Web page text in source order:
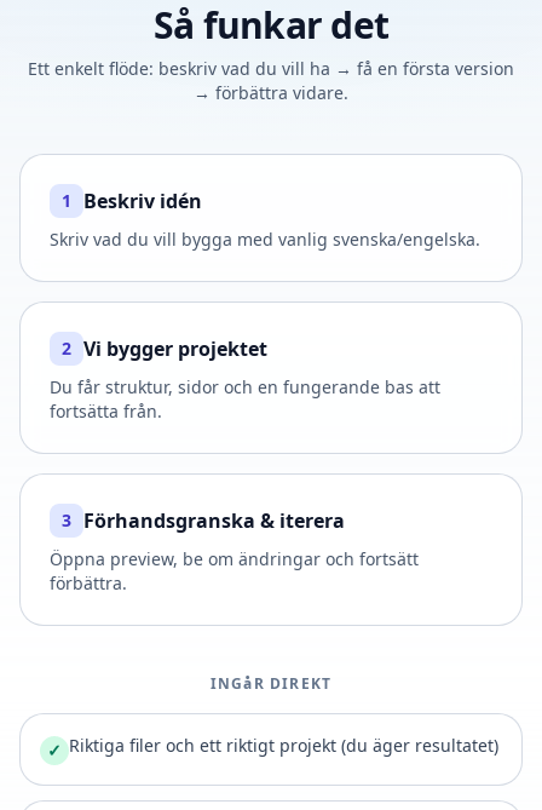
Så funkar det
Ett enkelt flöde: beskriv vad du vill ha → få en första version
→ förbättra vidare.
1 Beskriv idén
Skriv vad du vill bygga med vanlig svenska/engelska.
2 Vi bygger projektet
Du får struktur, sidor och en fungerande bas att
fortsätta från.
3 Förhandsgranska & iterera
Öppna preview, be om ändringar och fortsätt
förbättra.
INGåR DIREKT
✓ Riktiga filer och ett riktigt projekt (du äger resultatet)